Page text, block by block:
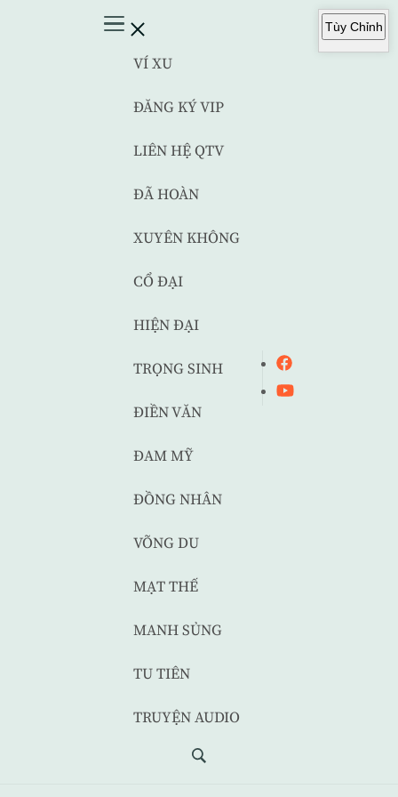
VÍ XU
ĐĂNG KÝ VIP
LIÊN HỆ QTV
ĐÃ HOÀN
XUYÊN KHÔNG
CỔ ĐẠI
HIỆN ĐẠI
TRỌNG SINH
ĐIỀN VĂN
ĐAM MỸ
ĐỒNG NHÂN
VÕNG DU
MẠT THẾ
MANH SỦNG
TU TIÊN
TRUYỆN AUDIO
Tùy Chỉnh